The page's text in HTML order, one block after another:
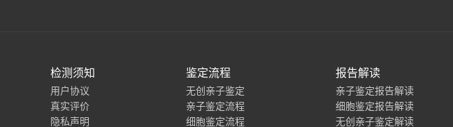
检测须知
用户协议
真实评价
隐私声明
鉴定流程
无创亲子鉴定
亲子鉴定流程
细胞鉴定流程
报告解读
亲子鉴定报告解读
细胞鉴定报告解读
无创亲子鉴定解读